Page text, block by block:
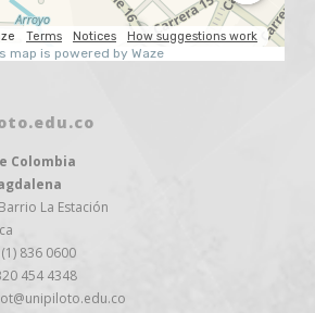
Colombia
La Estación
836 0600
454 4348